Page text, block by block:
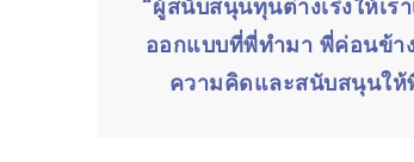
“ผู้สนับสนุนทุนต่างเร่งให้เร
ออกแบบที่พี่ทำมา พี่ค่อนข้
ความคิดและสนับสนุนให้